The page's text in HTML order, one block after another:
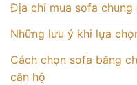
Địa chỉ mua sofa
Những lưu ý khi lựa
Cách chọn sofa băng
căn hộ